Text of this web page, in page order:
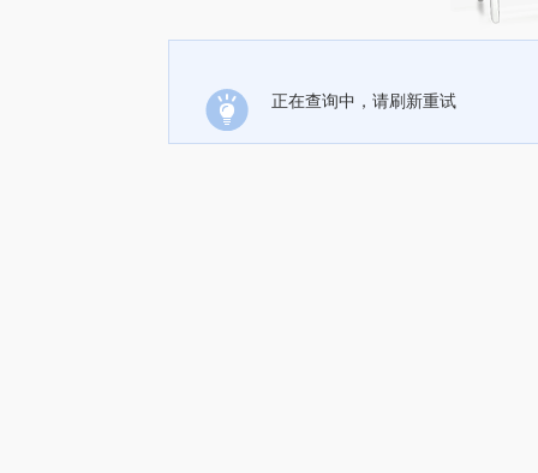
正在查询中，请刷新重试